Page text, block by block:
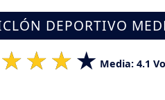
DEPORTIVO
Media: 4.1